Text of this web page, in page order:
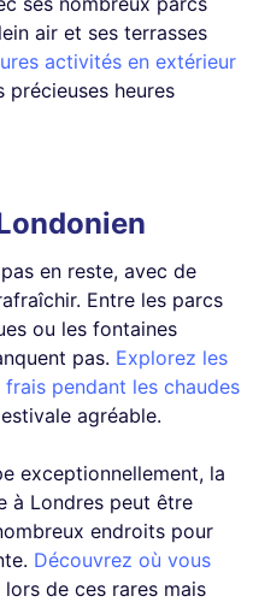
air et ses terrasses
activités en extérieur
heures
en reste, avec de
Entre les parcs
ou les fontaines
pas. Explorez les
pendant les chaudes
agréable.
exceptionnellement, la
à Londres peut être
endroits pour
Découvrez où vous
lors de ces rares mais